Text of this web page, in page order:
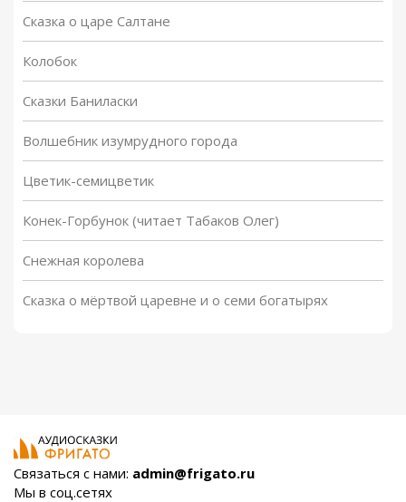
Сказка о царе Салтане
Колобок
Сказки Баниласки
Волшебник изумрудного города
Цветик-семицветик
Конек-Горбунок (читает Табаков Олег)
Снежная королева
Сказка о мёртвой царевне и о семи богатырях
Связаться с нами: admin@frigato.ru
Мы в соц.сетях